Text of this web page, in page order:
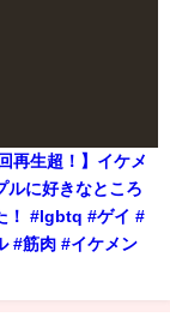
再生超！】イケメ
ルに好きなところ
！ #lgbtq #ゲイ #
#筋肉 #イケメン